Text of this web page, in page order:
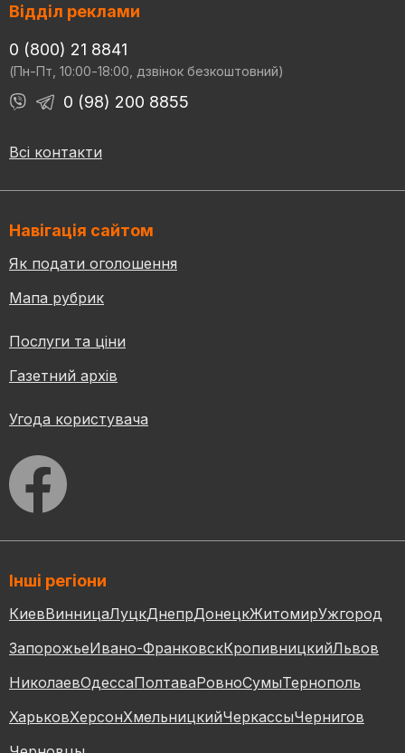
Відділ реклами
0 (800) 21 8841
(Пн-Пт, 10:00-18:00, дзвінок безкоштовний)
0 (98) 200 8855
Всі контакти
Навігація сайтом
Як подати оголошення
Мапа рубрик
Послуги та ціни
Газетний архів
Угода користувача
Інші регіони
КиевВинницаЛуцкДнепрДонецкЖитомирУжгород
ЗапорожьеИвано-ФранковскКропивницкийЛьвов
НиколаевОдессаПолтаваРовноСумыТернополь
ХарьковХерсонХмельницкийЧеркассыЧернигов